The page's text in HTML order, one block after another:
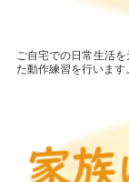
ご自宅での日常生活
た動作練習を行います。